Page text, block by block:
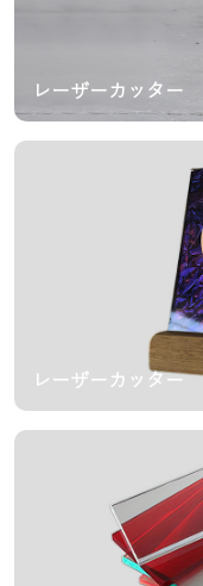
レーザーカッター
レーザーカッター